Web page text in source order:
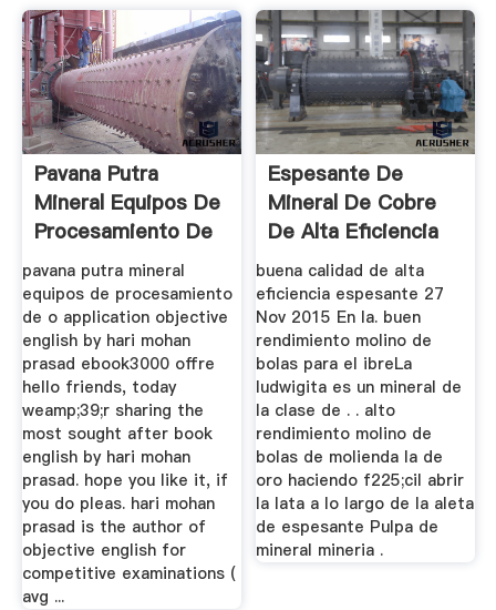
Pavana Putra
Mineral Equipos De
Procesamiento De
O
pavana putra mineral
equipos de procesamiento
de o application objective
english by hari mohan
prasad ebook3000 offre
hello friends, today
weamp;39;r sharing the
most sought after book
english by hari mohan
prasad. hope you like it, if
you do pleas. hari mohan
prasad is the author of
objective english for
competitive examinations (
avg ...
Espesante De
Mineral De Cobre
De Alta Eficiencia
Equipos ...
buena calidad de alta
eficiencia espesante 27
Nov 2015 En la. buen
rendimiento molino de
bolas para el ibreLa
ludwigita es un mineral de
la clase de . . alto
rendimiento molino de
bolas de molienda la de
oro haciendo f225;cil abrir
la lata a lo largo de la aleta
de espesante Pulpa de
mineral mineria .